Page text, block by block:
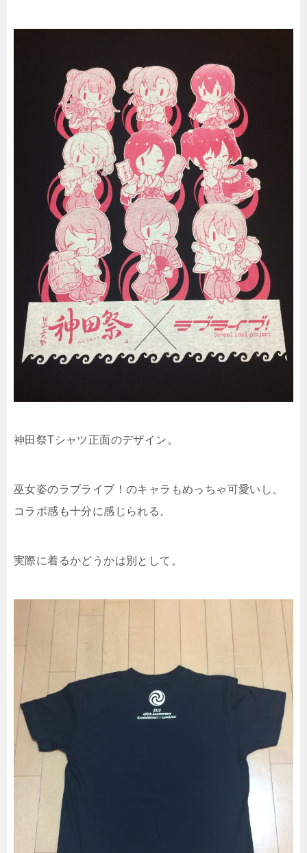
神田祭Tシャツ正面のデザイン。
巫女姿のラブライブ！のキャラもめっちゃ可愛いし、
コラボ感も十分に感じられる。
実際に着るかどうかは別として。